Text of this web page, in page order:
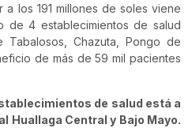
los 191 millones de soles viene
de 4 establecimientos de salud
Chazuta, Pongo de
de más de 59 mil pacientes
de salud está a
Huallaga Central y Bajo Mayo.